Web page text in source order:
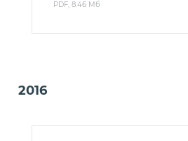
PDF, 8.46 Мб
2016